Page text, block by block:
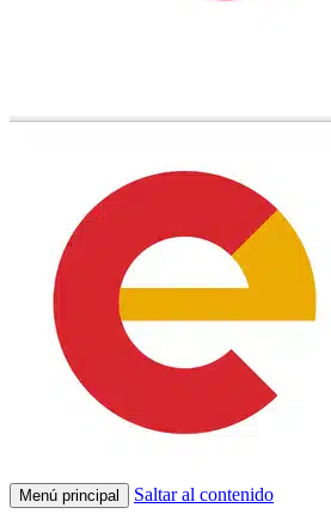
Menú principal Saltar al contenido